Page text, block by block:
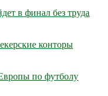
в финал без труда
конторы
по футболу